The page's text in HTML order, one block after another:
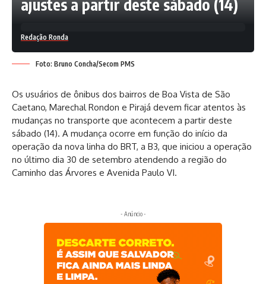
ajustes a partir deste sábado (14)
Redação Ronda
Foto: Bruno Concha/Secom PMS
Os usuários de ônibus dos bairros de Boa Vista de São
Caetano, Marechal Rondon e Pirajá devem ficar atentos às
mudanças no transporte que acontecem a partir deste
sábado (14). A mudança ocorre em função do início da
operação da nova linha do BRT, a B3, que iniciou a operação
no último dia 30 de setembro atendendo a região do
Caminho das Árvores e Avenida Paulo VI.
- Anúncio -